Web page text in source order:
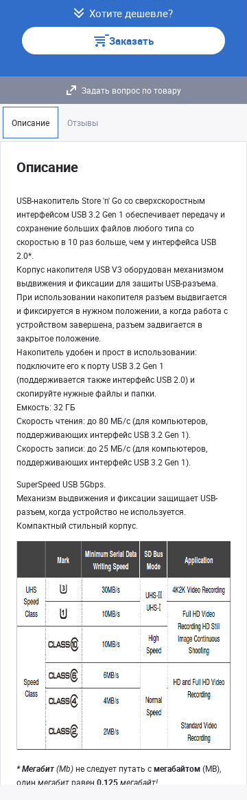
Хотите дешевле?
Заказать
Задать вопрос по товару
Описание Отзывы
Описание
USB-накопитель Store 'n' Go со сверхскоростным
интерфейсом USB 3.2 Gen 1 обеспечивает передачу и
сохранение больших файлов любого типа со
скоростью в 10 раз больше, чем у интерфейса USB
2.0*.
Корпус накопителя USB V3 оборудован механизмом
выдвижения и фиксации для защиты USB-разъема.
При использовании накопителя разъем выдвигается
и фиксируется в нужном положении, а когда работа с
устройством завершена, разъем задвигается в
закрытое положение.
Накопитель удобен и прост в использовании:
подключите его к порту USB 3.2 Gen 1
(поддерживается также интерфейс USB 2.0) и
скопируйте нужные файлы и папки.
Емкость: 32 ГБ
Скорость чтения: до 80 МБ/с (для компьютеров,
поддерживающих интерфейс USB 3.2 Gen 1).
Скорость записи: до 25 МБ/с (для компьютеров,
поддерживающих интерфейс USB 3.2 Gen 1).
SuperSpeed USB 5Gbps.
Механизм выдвижения и фиксации защищает USB-
разъем, когда устройство не используется.
Компактный стильный корпус.
* Мегабит(Mb) не следует путать смегабайтом(MB),
один мегабитравен 0,125мегабайт!